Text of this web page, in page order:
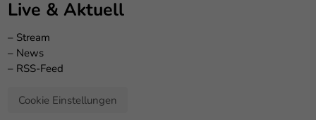
Live & Aktuell
– Stream
– News
– RSS-Feed
Cookie Einstellungen